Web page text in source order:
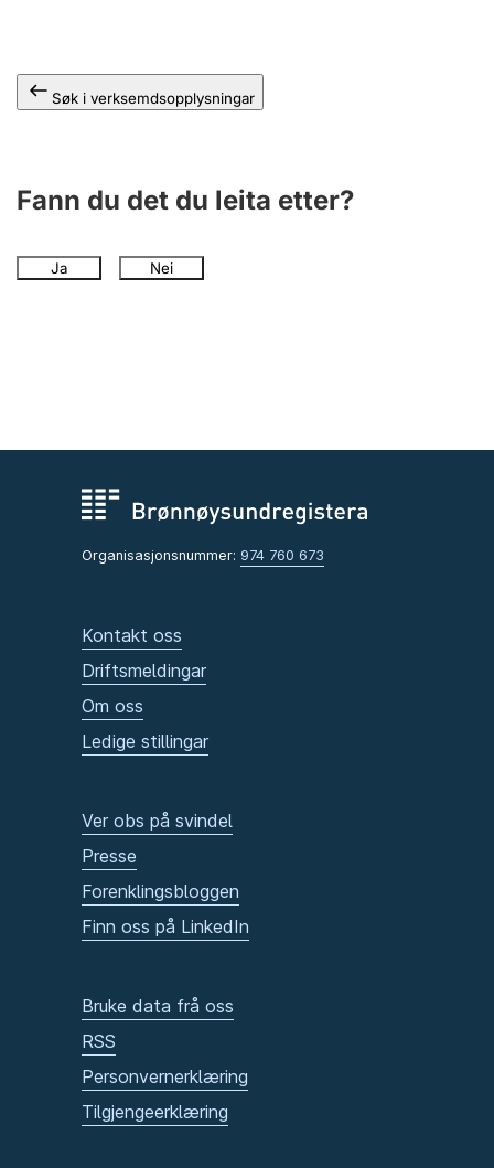
Søk i verksemdsopplysningar
Fann du det du leita etter?
Ja Nei
Organisasjonsnummer: 974 760 673
Kontakt oss
Driftsmeldingar
Om oss
Ledige stillingar
Ver obs på svindel
Presse
Forenklingsbloggen
Finn oss på LinkedIn
Bruke data frå oss
RSS
Personvernerklæring
Tilgjengeerklæring